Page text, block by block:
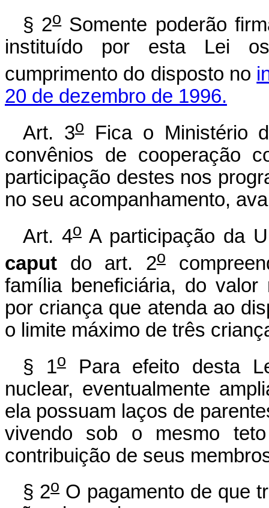
§ 2oSomente poderão
instituído por esta Lei
cumprimento do disposto no
20 de dezembro de 1996.
Art. 3oFica o Ministério
convênios de cooperação
participação destes nos
no seu acompanhamento,
Art. 4oA participação da
caput do art. 2o
família beneficiária, do
por criança que atenda ao
o limite máximo de três
§ 1oPara efeito desta
nuclear, eventualmente
ela possuam laços de
vivendo sob o mesmo
contribuição de seus
§ 2o O pagamento de que